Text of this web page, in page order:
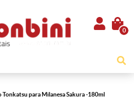
0
Tonkatsu para Milanesa Sakura -180ml